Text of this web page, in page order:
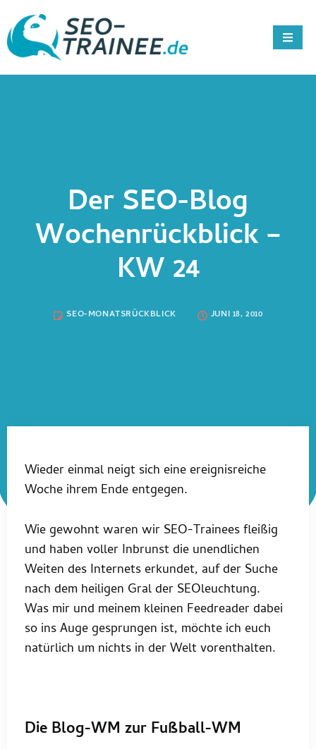
Der SEO-Blog
Wochenrückblick –
KW 24
SEO-MONATSRÜCKBLICK JUNI 18, 2010
Wieder einmal neigt sich eine ereignisreiche
Woche ihrem Ende entgegen.
Wie gewohnt waren wir SEO-Trainees fleißig
und haben voller Inbrunst die unendlichen
Weiten des Internets erkundet, auf der Suche
nach dem heiligen Gral der SEOleuchtung.
Was mir und meinem kleinen Feedreader dabei
so ins Auge gesprungen ist, möchte ich euch
natürlich um nichts in der Welt vorenthalten.
Die Blog-WM zur Fußball-WM